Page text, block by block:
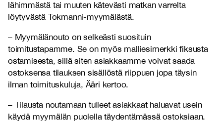
lähimmästä tai muuten kätevästi matkan varrelta
löytyvästä Tokmanni-myymälästä.
– Myymälänouto on selkeästi suosituin
toimitustapamme. Se on myös malliesimerkki fiksusta
ostamisesta, sillä siten asiakkaamme voivat saada
ostoksensa tilauksen sisällöstä riippuen jopa täysin
ilman toimituskuluja, Ääri kertoo.
– Tilausta noutamaan tulleet asiakkaat haluavat usein
käydä myymälän puolella täydentämässä ostoksiaan.